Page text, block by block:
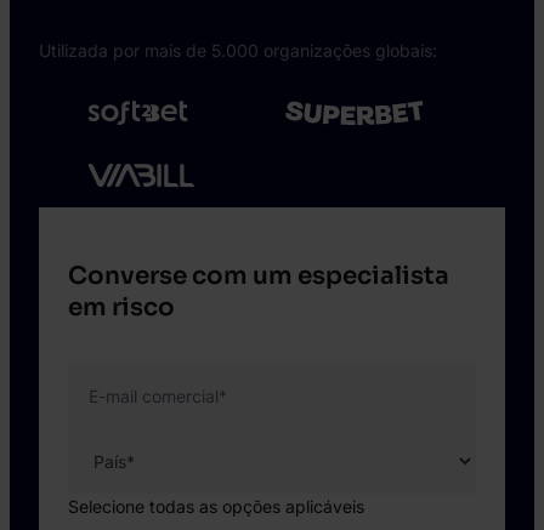
Utilizada por mais de 5.000 organizações globais:
Converse com um especialista
em risco
E-mail comercial*
Selecione todas as opções aplicáveis